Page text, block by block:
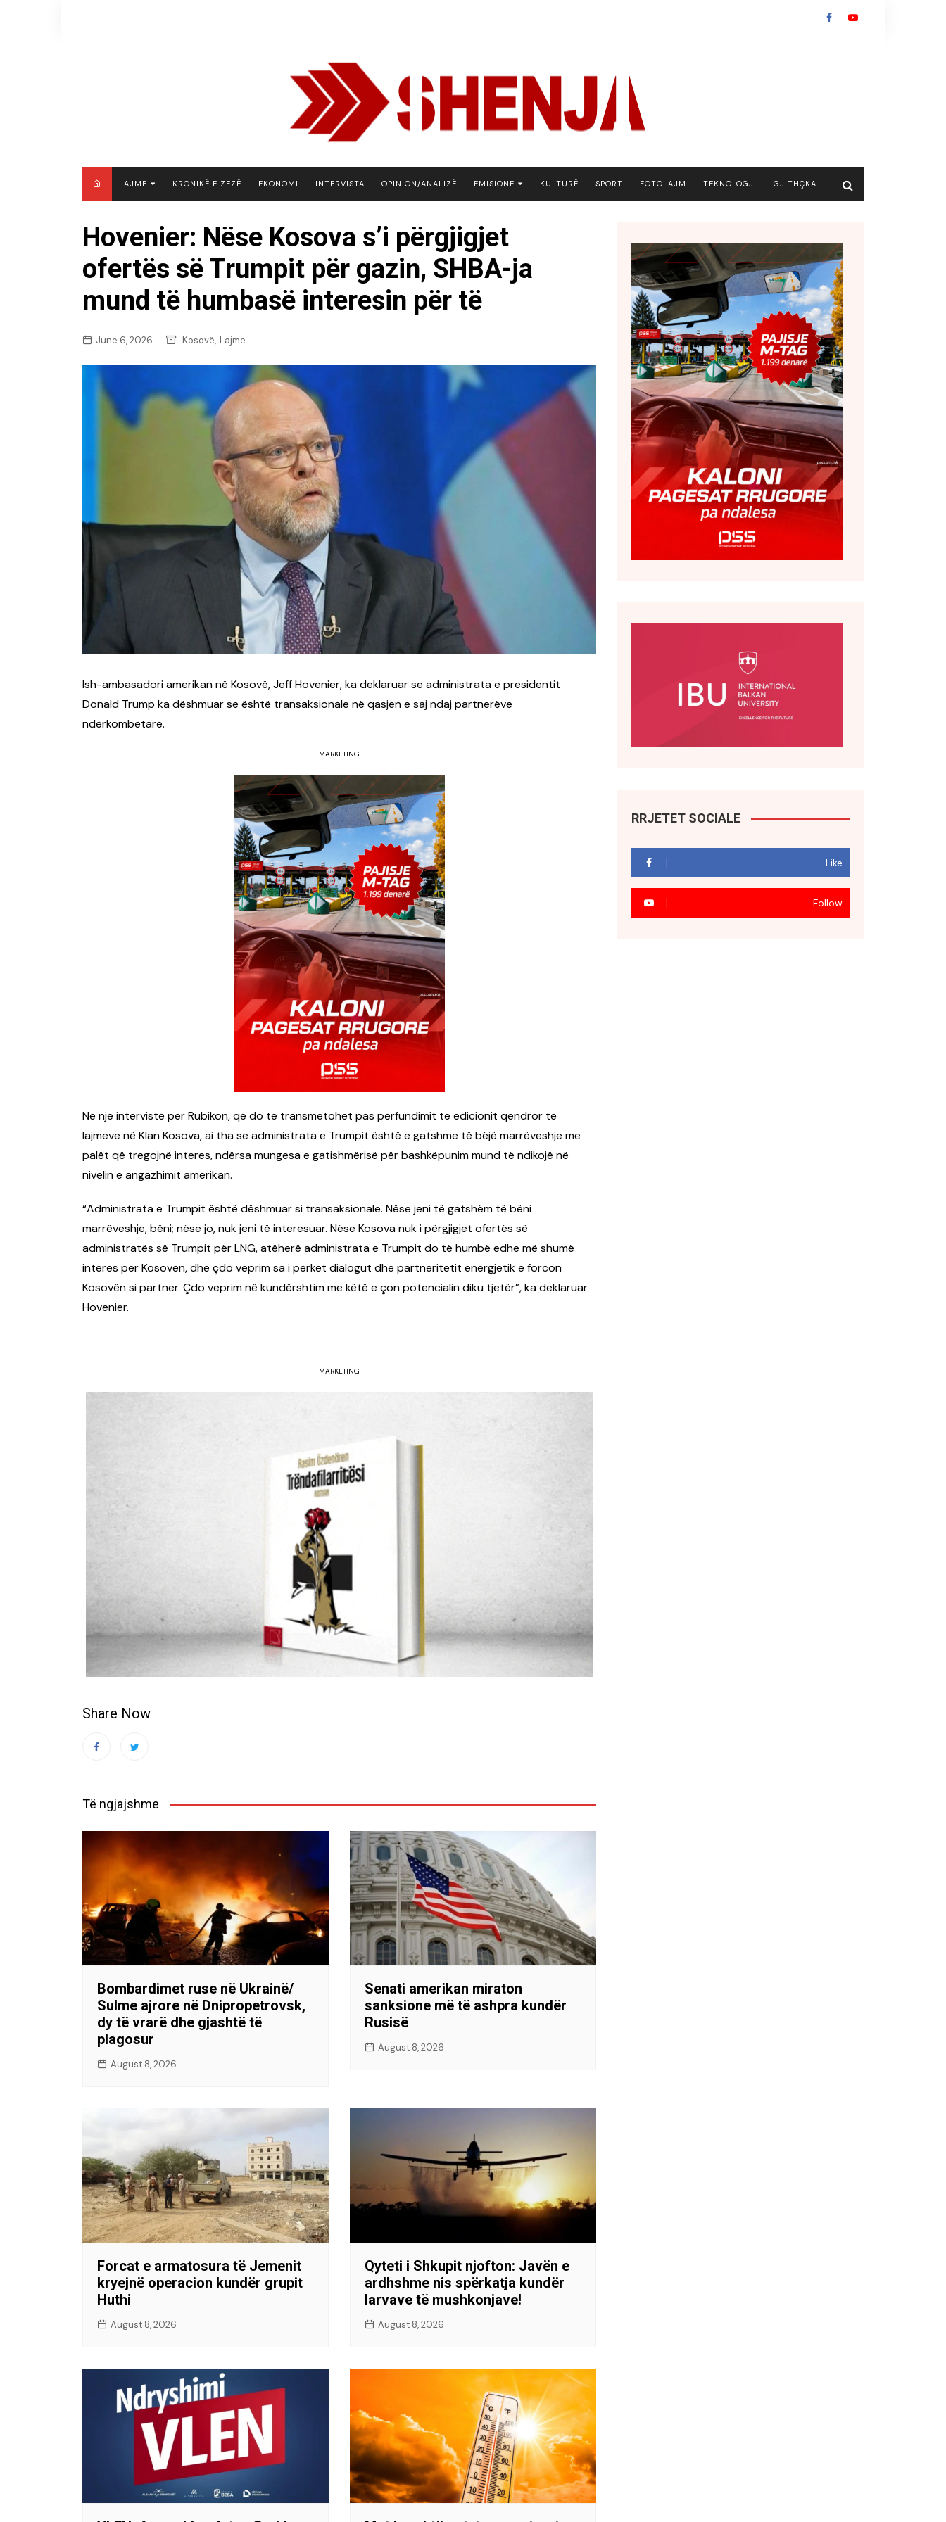
LAJME
KOSOVË
SHQIPËRI
BOTË
KRONIKË E ZEZË EKONOMI INTERVISTA OPINION/ANALIZË EMISIONE
BOTA NE FOKUS
EKONOMIKS
EMISION DEBATIV
FJALA
INTERVISTA EMISION
KU E KISHIM FJALEN
LIGJERATE FETARE
PARADITE ME NE
PIKËPAMJE
RECETA E DITES
KULTURË SPORT FOTOLAJM TEKNOLOGJI GJITHÇKA
Hovenier: Nëse Kosova s’i përgjigjet
ofertës së Trumpit për gazin, SHBA-ja
mund të humbasë interesin për të
June 6, 2026 Kosovë, Lajme
Ish-ambasadori amerikan në Kosovë, Jeff Hovenier, ka deklaruar se administrata e presidentit
Donald Trump ka dëshmuar se është transaksionale në qasjen e saj ndaj partnerëve
ndërkombëtarë.
MARKETING
Në një intervistë për Rubikon, që do të transmetohet pas përfundimit të edicionit qendror të
lajmeve në Klan Kosova, ai tha se administrata e Trumpit është e gatshme të bëjë marrëveshje me
palët që tregojnë interes, ndërsa mungesa e gatishmërisë për bashkëpunim mund të ndikojë në
nivelin e angazhimit amerikan.
“Administrata e Trumpit është dëshmuar si transaksionale. Nëse jeni të gatshëm të bëni
marrëveshje, bëni; nëse jo, nuk jeni të interesuar. Nëse Kosova nuk i përgjigjet ofertës së
administratës së Trumpit për LNG, atëherë administrata e Trumpit do të humbë edhe më shumë
interes për Kosovën, dhe çdo veprim sa i përket dialogut dhe partneritetit energjetik e forcon
Kosovën si partner. Çdo veprim në kundërshtim me këtë e çon potencialin diku tjetër”, ka deklaruar
Hovenier.
MARKETING
Share Now
Të ngjajshme
Bombardimet ruse në Ukrainë/
Sulme ajrore në Dnipropetrovsk,
dy të vrarë dhe gjashtë të
plagosur
August 8, 2026
Senati amerikan miraton
sanksione më të ashpra kundër
Rusisë
August 8, 2026
Forcat e armatosura të Jemenit
kryejnë operacion kundër grupit
Huthi
August 8, 2026
Qyteti i Shkupit njofton: Javën e
ardhshme nis spërkatja kundër
larvave të mushkonjave!
August 8, 2026
RRJETET SOCIALE
Like
Follow